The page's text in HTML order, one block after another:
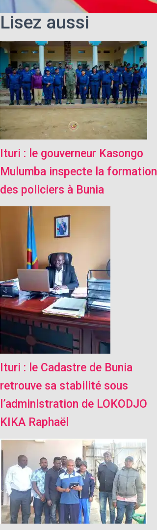
Lisez aussi
Ituri : le gouverneur Kasongo
Mulumba inspecte la formation
des policiers à Bunia
Ituri : le Cadastre de Bunia
retrouve sa stabilité sous
l’administration de LOKODJO
KIKA Raphaël